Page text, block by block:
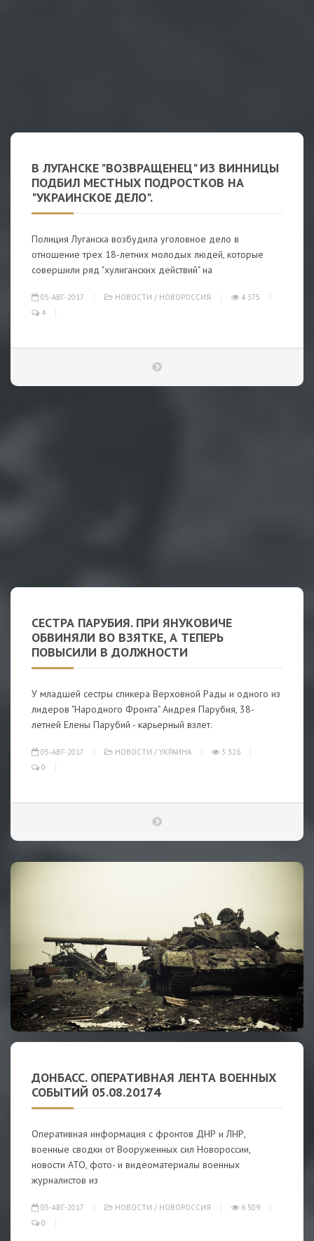
В ЛУГАНСКЕ "ВОЗВРАЩЕНЕЦ" ИЗ ВИННИЦЫ
ПОДБИЛ МЕСТНЫХ ПОДРОСТКОВ НА
"УКРАИНСКОЕ ДЕЛО".
Полиция Луганска возбудила уголовное дело в
отношение трех 18-летних молодых людей, которые
совершили ряд "хулиганских действий" на
05-АВГ-2017 НОВОСТИ / НОВОРОССИЯ
4 375
4
СЕСТРА ПАРУБИЯ. ПРИ ЯНУКОВИЧЕ
ОБВИНЯЛИ ВО ВЗЯТКЕ, А ТЕПЕРЬ
ПОВЫСИЛИ В ДОЛЖНОСТИ
У младшей сестры спикера Верховной Рады и одного из
лидеров "Народного Фронта" Андрея Парубия, 38-
летней Елены Парубий - карьерный взлет.
05-АВГ-2017 НОВОСТИ / УКРАИНА
3 326
0
ДОНБАСС. ОПЕРАТИВНАЯ ЛЕНТА ВОЕННЫХ
СОБЫТИЙ 05.08.20174
Оперативная информация с фронтов ДНР и ЛНР,
военные сводки от Вооруженных сил Новороссии,
новости АТО, фото- и видеоматериалы военных
журналистов из
05-АВГ-2017 НОВОСТИ / НОВОРОССИЯ
6 509
0